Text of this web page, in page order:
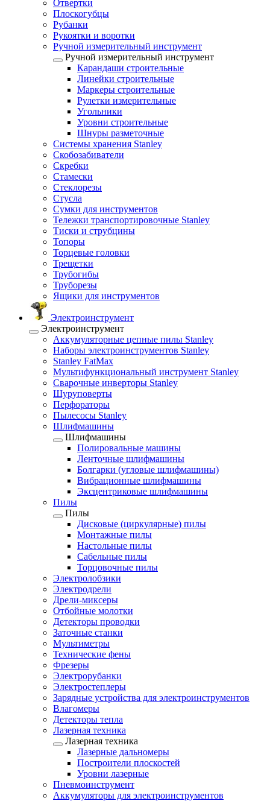
Отвертки
Плоскогубцы
Рубанки
Рукоятки и воротки
Ручной измерительный инструмент
Ручной измерительный инструмент
Карандаши строительные
Линейки строительные
Маркеры строительные
Рулетки измерительные
Угольники
Уровни строительные
Шнуры разметочные
Системы хранения Stanley
Скобозабиватели
Скребки
Стамески
Стеклорезы
Стусла
Сумки для инструментов
Тележки транспортировочные Stanley
Тиски и струбцины
Топоры
Торцевые головки
Трещетки
Трубогибы
Труборезы
Ящики для инструментов
Электроинструмент
Электроинструмент
Аккумуляторные цепные пилы Stanley
Наборы электроинструментов Stanley
Stanley FatMax
Мультифункциональный инструмент Stanley
Сварочные инверторы Stanley
Шуруповерты
Перфораторы
Пылесосы Stanley
Шлифмашины
Шлифмашины
Полировальные машины
Ленточные шлифмашины
Болгарки (угловые шлифмашины)
Вибрационные шлифмашины
Эксцентриковые шлифмашины
Пилы
Пилы
Дисковые (циркулярные) пилы
Монтажные пилы
Настольные пилы
Сабельные пилы
Торцовочные пилы
Электролобзики
Электродрели
Дрели-миксеры
Отбойные молотки
Детекторы проводки
Заточные станки
Мультиметры
Технические фены
Фрезеры
Электрорубанки
Электростеплеры
Зарядные устройства для электроинструментов
Влагомеры
Детекторы тепла
Лазерная техника
Лазерная техника
Лазерные дальномеры
Построители плоскостей
Уровни лазерные
Пневмоинструмент
Аккумуляторы для электроинструментов